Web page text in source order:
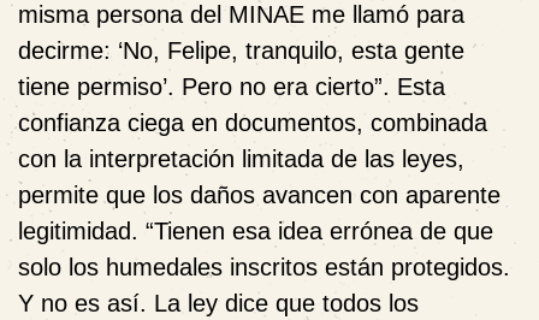
misma persona del MINAE me llamó para
decirme: ‘No, Felipe, tranquilo, esta gente
tiene permiso’. Pero no era cierto”. Esta
confianza ciega en documentos, combinada
con la interpretación limitada de las leyes,
permite que los daños avancen con aparente
legitimidad. “Tienen esa idea errónea de que
solo los humedales inscritos están protegidos.
Y no es así. La ley dice que todos los